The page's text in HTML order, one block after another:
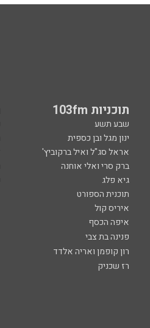
תוכניות 103fm
שבע תשע
ינון מגל ובן כספית
אראל סג"ל ואיל ברקוביץ'
ברק סרי ואלי אוחנה
גיא פלג
תוכנית הספורט
איריס קול
איפה הכסף
פנינה בת צבי
רון קופמן ואריה אלדד
רז שכניק